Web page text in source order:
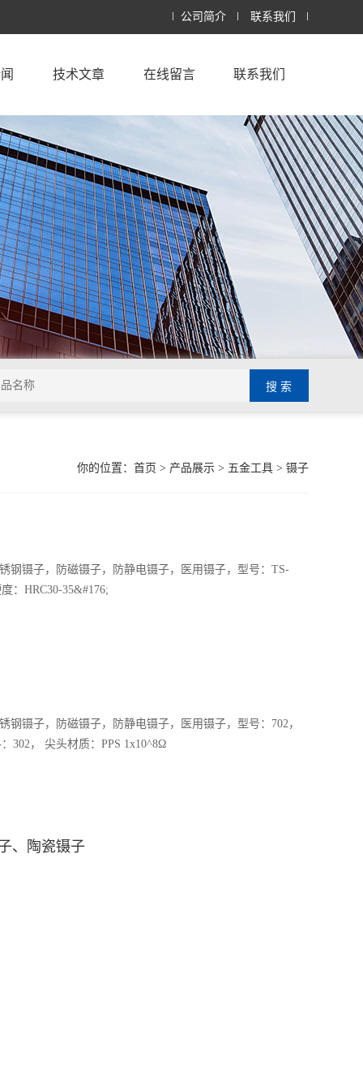
公司简介 联系我们
技术文章 在线留言 联系我们
你的位置： 首页 > 产品展示> 五金工具> 镊子
钢镊子，防磁镊子，防静电镊子，医用镊子，型号：TS-
：HRC30-35&#176;
镊子，防磁镊子，防静电镊子，医用镊子，型号：702，
302， 尖头材质：PPS 1x10^8Ω
、陶瓷镊子